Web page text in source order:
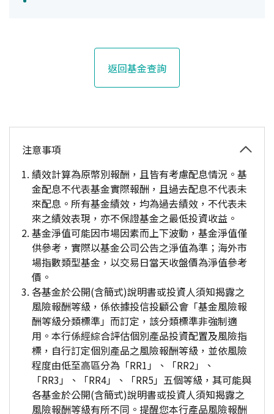
返回基金查詢
注意事項
績效計算為原幣別報酬，且皆有考慮配息情況。基
金配息不代表基金實際報酬，且過去配息不代表未
來配息。所有基金績效，均為過去績效，不代表未
來之績效表現，亦不保證基金之最低投資收益。
基金淨值可能因市場因素而上下波動，基金淨值僅
供參考，實際以基金公司公告之淨值為準；海外市
場指數類型基金，以交易日當天收盤價為淨值參考
價。
各基金於公開(含簡式)說明書或投資人須知揭露之
風險報酬等級，係依據投信投顧公會「基金風險報
酬等級分類標準」而訂定，該分類標準非強制適
用。本行係經綜合評估個別產品投資配置及風險指
標，自行訂定個別產品之風險報酬等級，並依風險
程度由低至高區分為「RR1」、「RR2」、
「RR3」、「RR4」、「RR5」五個等級，其可能與
各基金於公開(含簡式)說明書或投資人須知揭露之
風險報酬等級有所不同。提醒您本行產品風險報酬